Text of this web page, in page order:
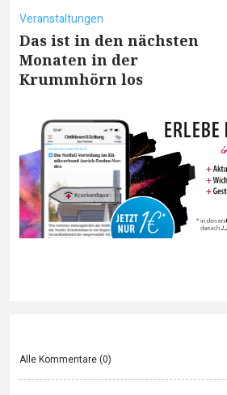
Veranstaltungen
Das ist in den nächsten
Monaten in der
Krummhörn los
Alle Kommentare (0)